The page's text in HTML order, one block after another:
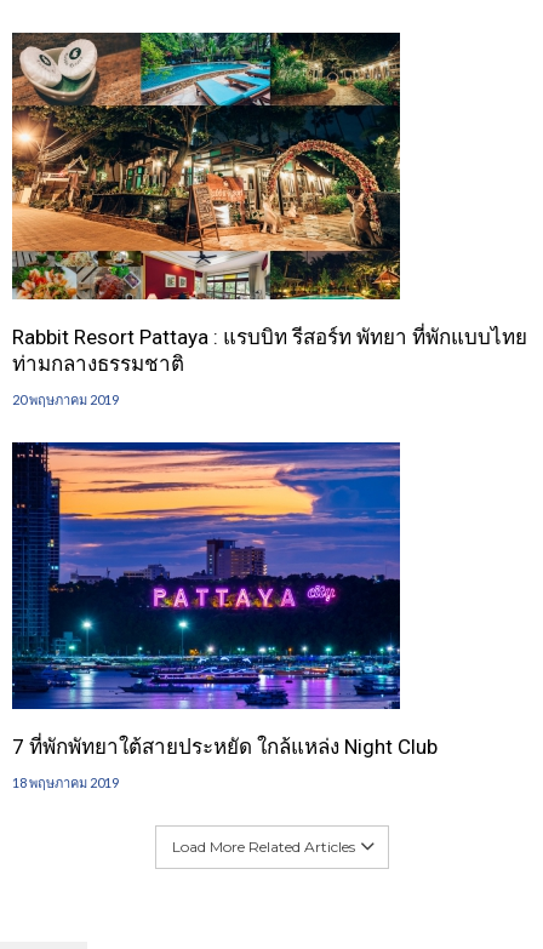
Rabbit Resort Pattaya : แรบบิท รีสอร์ท พัทยา ที่พักแบบไทย
ท่ามกลางธรรมชาติ
20 พฤษภาคม 2019
7 ที่พักพัทยาใต้สายประหยัด ใกล้แหล่ง Night Club
18 พฤษภาคม 2019
Load More Related Articles